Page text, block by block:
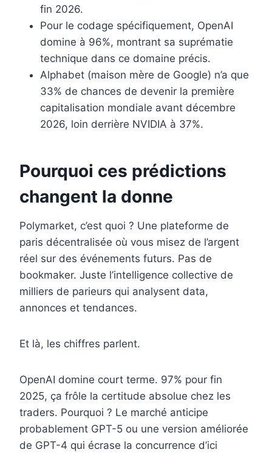
fin 2026.
Pour le codage spécifiquement, OpenAI
domine à 96%, montrant sa suprématie
technique dans ce domaine précis.
Alphabet (maison mère de Google) n’a que
33% de chances de devenir la première
capitalisation mondiale avant décembre
2026, loin derrière NVIDIA à 37%.
Pourquoi ces prédictions
changent la donne
Polymarket, c’est quoi ? Une plateforme de
paris décentralisée où vous misez de l’argent
réel sur des événements futurs. Pas de
bookmaker. Juste l’intelligence collective de
milliers de parieurs qui analysent data,
annonces et tendances.
Et là, les chiffres parlent.
OpenAI domine court terme. 97% pour fin
2025, ça frôle la certitude absolue chez les
traders. Pourquoi ? Le marché anticipe
probablement GPT-5 ou une version améliorée
de GPT-4 qui écrase la concurrence d’ici